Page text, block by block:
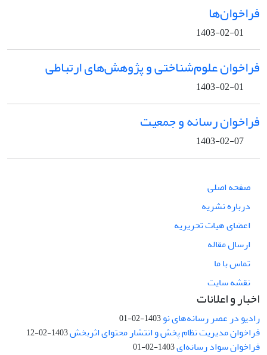
فراخوان‌ها
1403-02-01
فراخوان علوم‌شناختی و پژوهش‌های ارتباطی
1403-02-01
فراخوان رسانه و جمعیت
1403-02-07
صفحه اصلی
درباره نشریه
اعضای هیات تحریریه
ارسال مقاله
تماس با ما
نقشه سایت
اخبار و اعلانات
رادیو در عصر رسانه‌های نو1403-02-01
فراخوان مدیریت نظام پخش و انتشار محتوای اثربخش1403-02-12
فراخوان سواد رسانه‌ای1403-02-01